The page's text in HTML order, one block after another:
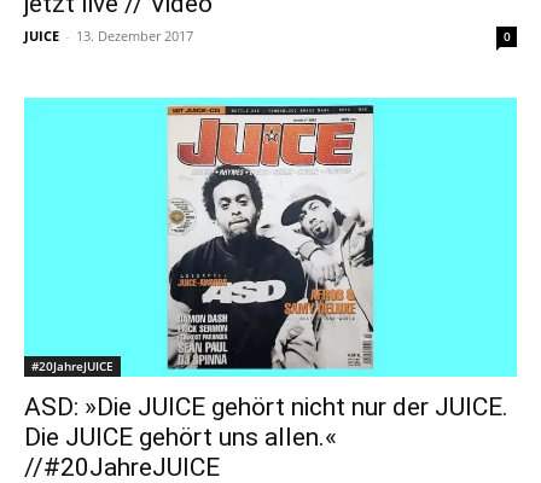
JUICE - 13. Dezember 2017 0
#20JahreJUICE
ASD: »Die JUICE gehört nicht nur der JUICE.
Die JUICE gehört uns allen.«
//#20JahreJUICE